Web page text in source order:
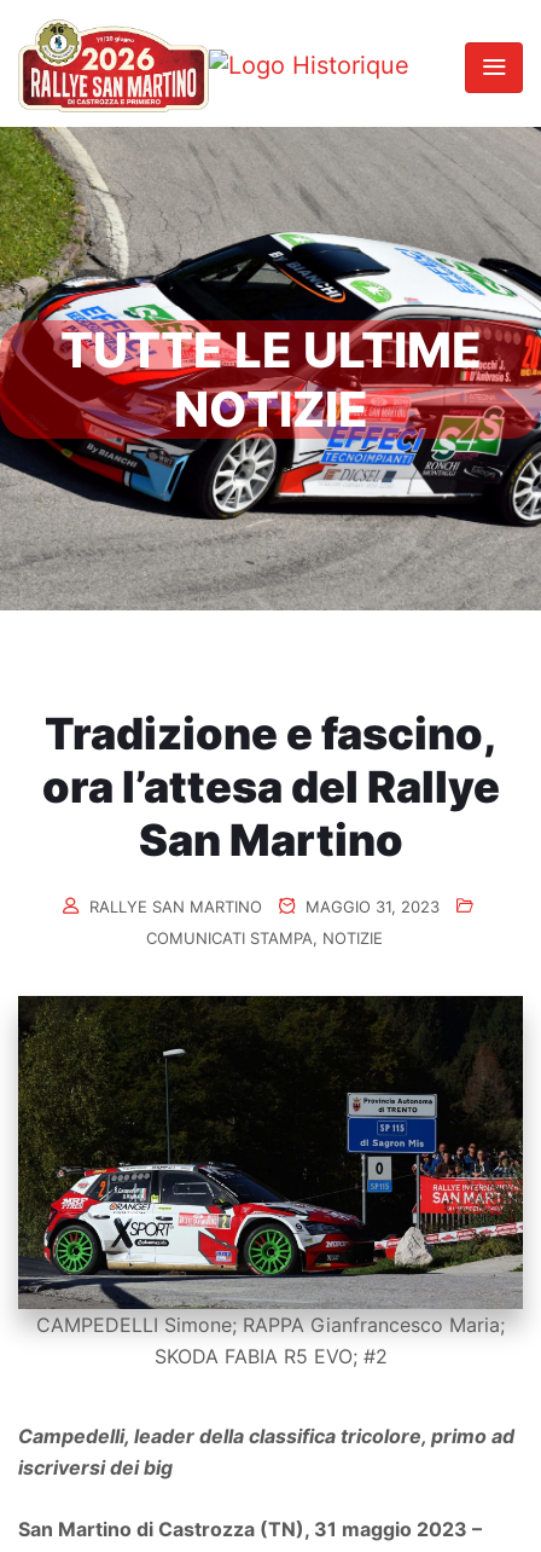
TUTTE LE ULTIME
NOTIZIE
Tradizione e fascino,
ora l’attesa del Rallye
San Martino
RALLYE SAN MARTINO
MAGGIO 31, 2023
COMUNICATI STAMPA, NOTIZIE
CAMPEDELLI Simone; RAPPA Gianfrancesco Maria;
SKODA FABIA R5 EVO; #2
Campedelli, leader della classifica tricolore, primo ad
iscriversi dei big
San Martino di Castrozza (TN), 31 maggio 2023 –